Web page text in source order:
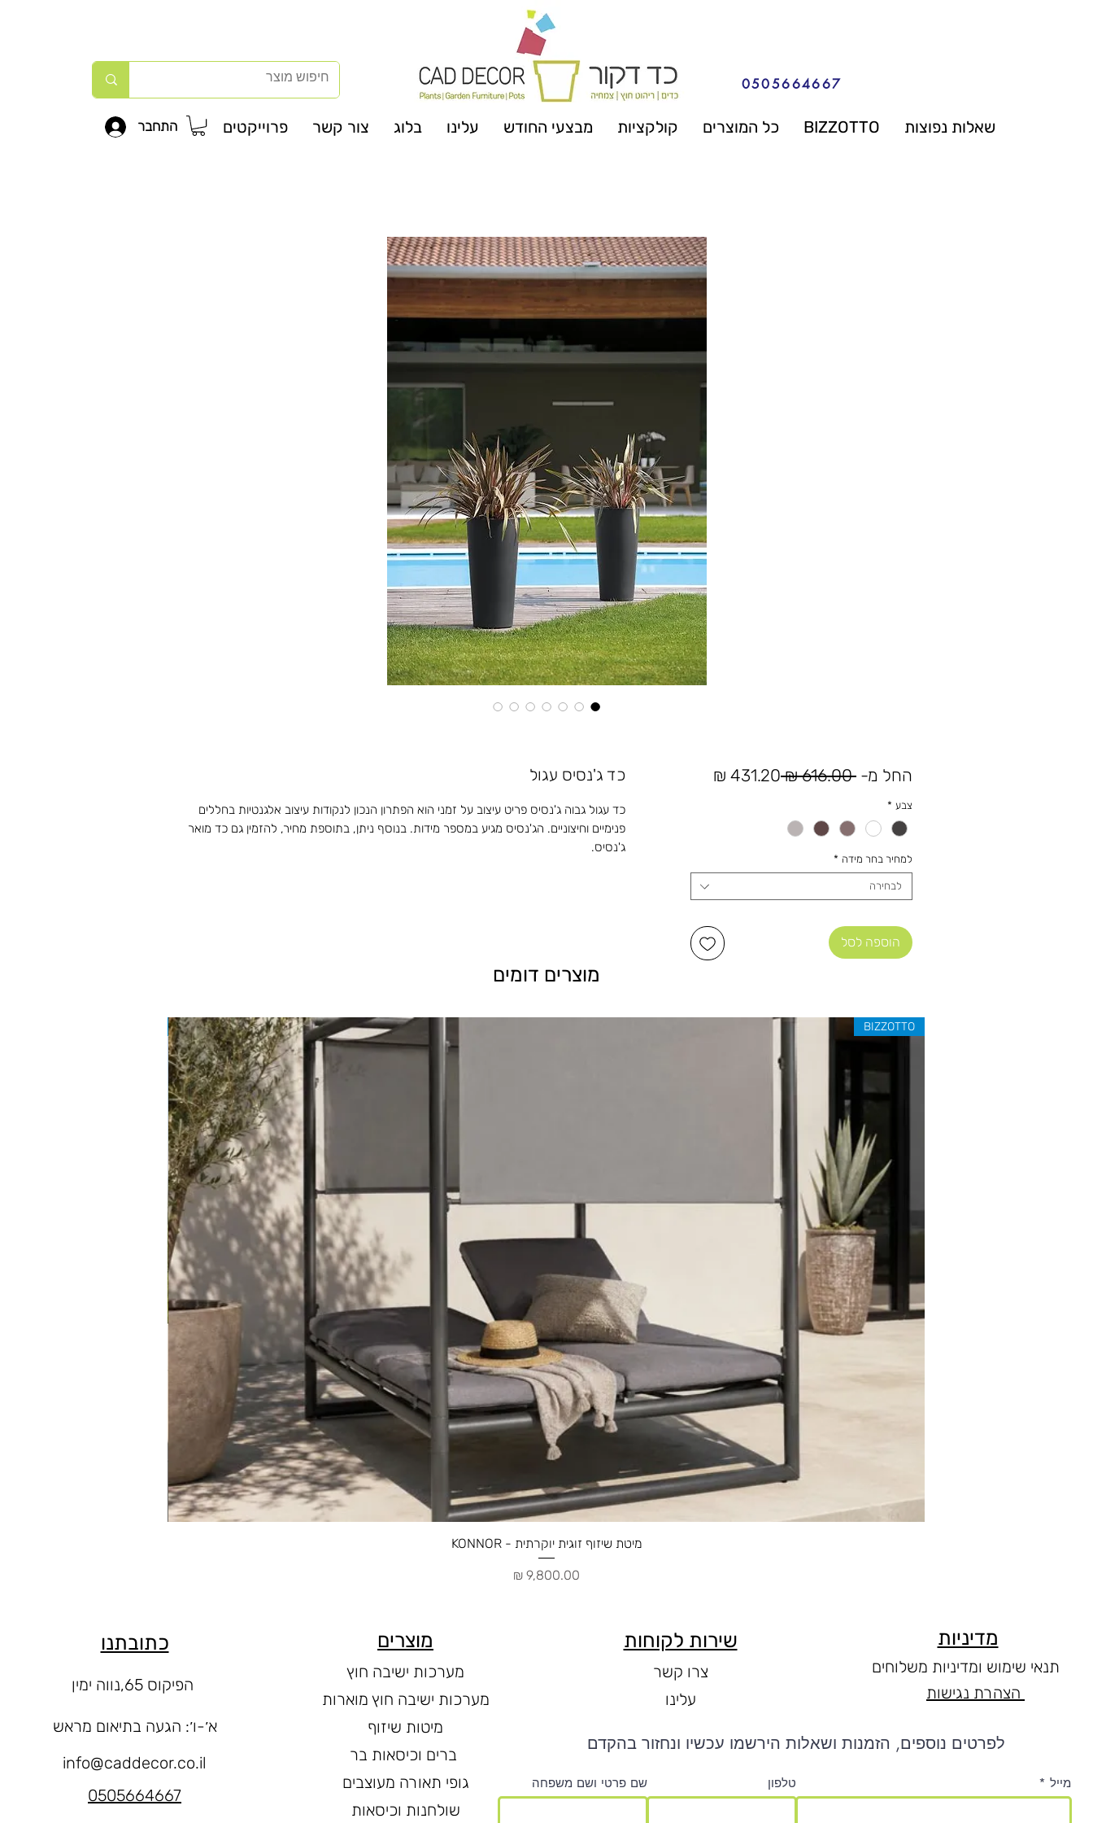
0505664667
התחבר שאלות נפוצות BIZZOTTO כל המוצרים קולקציות מבצעי החודש עלינו בלוג צור קשר פרוייקטים
כד ג'נסיס עגול
כד עגול גבוה ג'נסיס פריט עיצוב על זמני הוא הפתרון הנכון לנקודות עיצוב אלגנטיות בחללים
פנימיים וחיצוניים. הג'נסיס מגיע במספר מידות. בנוסף ניתן, בתוספת מחיר, להזמין גם כד מואר
ג'נסיס.
החל מ- ‏616.00 ‏₪
מחיר
431.20 ₪
צבע *
למחיר בחר מידה *
לבחירה
הוספה לסל
מוצרים דומים
תצוגה מהירה
BIZZOTTO
מיטת שיזוף זוגית יוקרתית - KONNOR
מחיר
כתובתנו
א׳-ו׳: הגעה בתיאום מראש
info@caddecor.co.il
0505664667
מוצרים
מערכות ישיבה חוץ
מערכות ישיבה חוץ מוארות
מיטות שיזוף
ברים וכיסאות בר
גופי תאורה מעוצבים
שולחנות וכיסאות
שירות לקוחות
צרו קשר
עלינו
לפרטים נוספים, הזמנות ושאלות הירשמו עכשיו ונחזור בהקדם
שם פרטי ושם משפחה טלפון מייל
מדיניות
תנאי שימוש ומדיניות משלוחים